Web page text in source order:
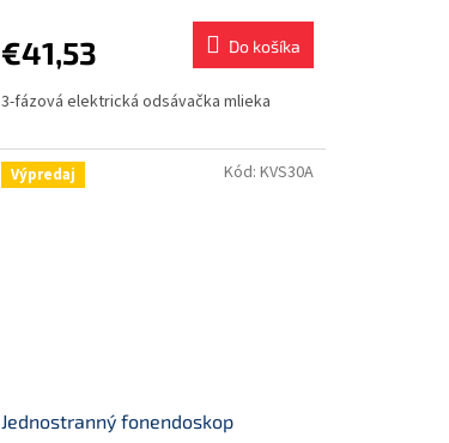
€41,53 Do košíka
3-fázová elektrická odsávačka mlieka
Výpredaj
Jednostranný fonendoskop
Kód: KVS30A